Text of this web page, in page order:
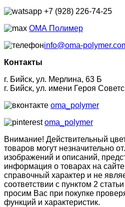
+7 (928) 226-74-25
ОМА Полимер
info@oma-
Контакты
г. Бийск, ул. Мерлина, 63 Б
г. Бийск, ул. имени Героя
oma_polymer
oma_polymer
Внимание! Действительный
товаров могут незначительно
изображений и описаний,
информация о товарах на
справочный характер и не
соответствии с пунктом 2
просим Вас при покупке
функций и характеристик.